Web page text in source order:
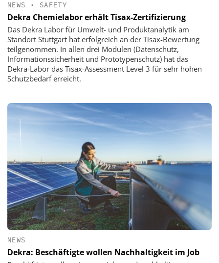
NEWS • SAFETY
Dekra Chemielabor erhält Tisax-Zertifizierung
Das Dekra Labor für Umwelt- und Produktanalytik am
Standort Stuttgart hat erfolgreich an der Tisax-Bewertung
teilgenommen. In allen drei Modulen (Datenschutz,
Informationssicherheit und Prototypenschutz) hat das
Dekra-Labor das Tisax-Assessment Level 3 für sehr hohen
Schutzbedarf erreicht.
NEWS
Dekra: Beschäftigte wollen Nachhaltigkeit im Job